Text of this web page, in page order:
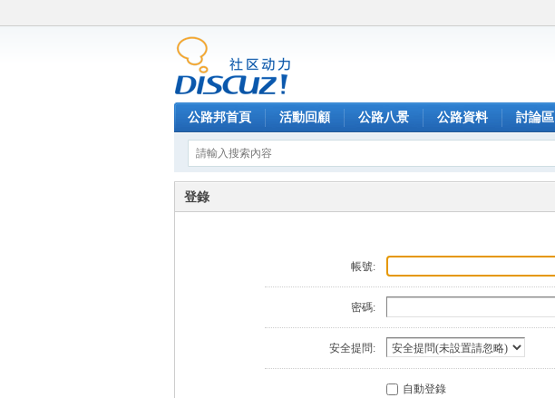
公路邦首頁 活動回顧 公路八景 公路資料 討論區
登錄
帳號:
密碼:
安全提問:
自動登錄